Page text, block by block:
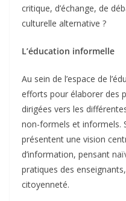
critique, d’échange, de
culturelle alternative ?
L’éducation informelle
Au sein de l’espace de
efforts pour élaborer des
dirigées vers les
non-formels et informels.
présentent une vision
d’information, pensant
pratiques des
citoyenneté.